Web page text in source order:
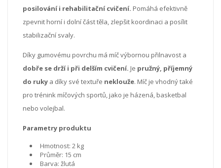
posilování i rehabilitační cvičení. Pomáhá efektivně
zpevnit horní i dolní část těla, zlepšit koordinaci a posílit
stabilizační svaly.
Díky gumovému povrchu má míč výbornou přilnavost a
dobře se drží i při delším cvičení. Je pružný, příjemný
do ruky a díky své textuře neklouže. Míč je vhodný také
pro trénink míčových sportů, jako je házená, basketbal
nebo volejbal.
Parametry produktu
Hmotnost: 2 kg
Průměr: 15 cm
Barva: žlutá